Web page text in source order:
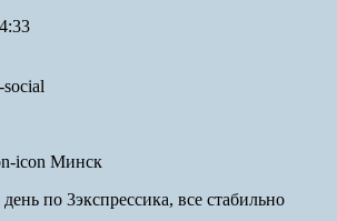
Минск
по 3экспрессика, все стабильно